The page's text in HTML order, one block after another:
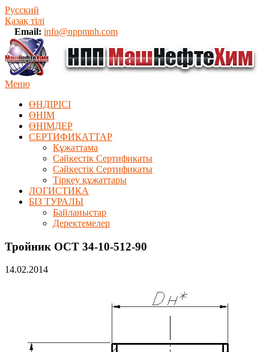
Русский
Қазақ тілі
Email: info@nppmnh.com
Меню
ӨНДІРІСІ
ӨНІМ
ӨHIМДЕР
СЕРТИФИКАТТАР
Құжаттама
Сәйкестік Сертификаты
Сәйкестік Сертификаты
Тіркеу құжаттары
ЛОГИСТИКА
БІЗ ТУРАЛЫ
Байланыстар
Деректемелер
Тройник ОСТ 34-10-512-90
14.02.2014